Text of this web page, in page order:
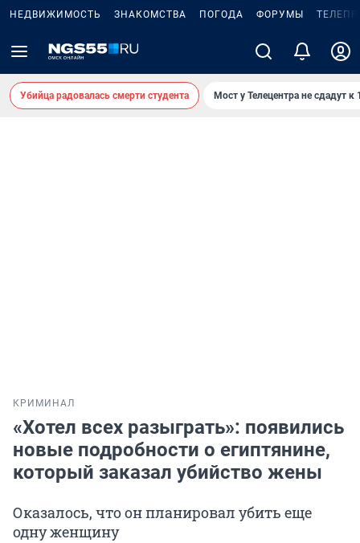
НЕДВИЖИМОСТЬ ЗНАКОМСТВА ПОГОДА ФОРУМЫ
Убийца радовалась смерти студента Мост у Телецентра не сдадут к
КРИМИНАЛ
«Хотел всех разыграть»: появились
новые подробности о египтянине,
который заказал убийство жены
Оказалось, что он планировал убить еще
одну женщину